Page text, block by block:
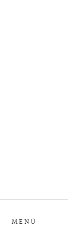
MENÜ